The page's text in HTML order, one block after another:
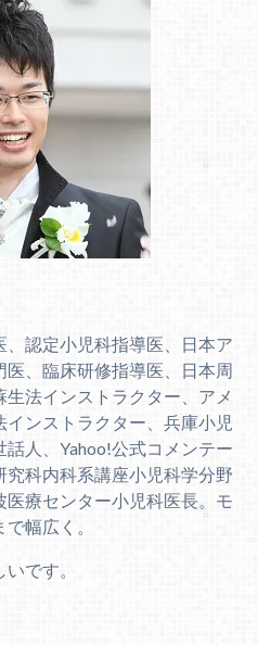
認定小児科指導医、日本ア
、臨床研修指導医、日本周
法インストラクター、アメ
ンストラクター、兵庫小児
人、Yahoo!公式コメンテー
科内科系講座小児科学分野
療センター小児科医長。モ
幅広く。
です。